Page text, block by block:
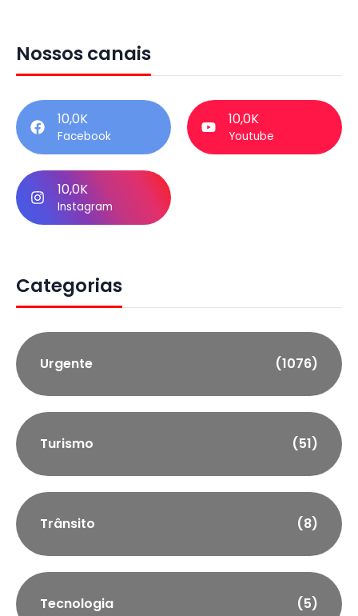
Nossos canais
10,0K
Facebook
10,0K
Youtube
10,0K
Instagram
Categorias
Urgente (1076)
Turismo (51)
Trânsito (8)
Tecnologia (5)